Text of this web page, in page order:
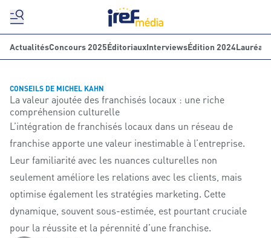
ActualitésConcours 2025ÉditoriauxInterviewsÉdition 2024
CONSEILS DE MICHEL KAHN
La valeur ajoutée des franchisés locaux : une riche
compréhension culturelle
L’intégration de franchisés locaux dans un réseau de
franchise apporte une valeur inestimable à l’entreprise.
Leur familiarité avec les nuances culturelles non
seulement améliore les relations avec les clients, mais
optimise également les stratégies marketing. Cette
dynamique, souvent sous-estimée, est pourtant cruciale
pour la réussite et la pérennité d’une franchise.